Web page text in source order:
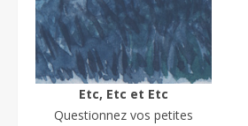
Etc, Etc et Etc
Questionnez vos petites